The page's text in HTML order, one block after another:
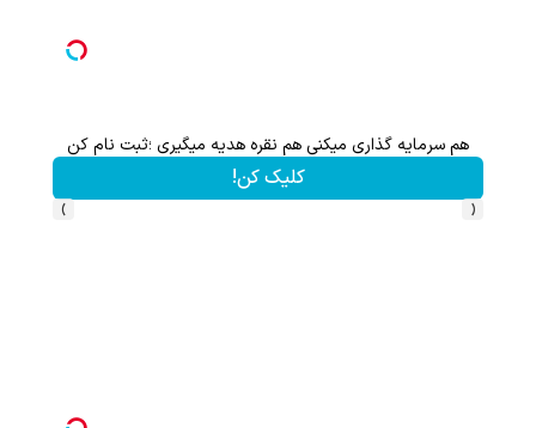
هم سرمایه گذاری میکنی هم نقره هدیه میگیری ؛ثبت نام کن
کلیک کن!
‹
›